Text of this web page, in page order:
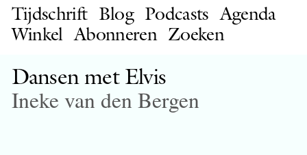
Tijdschrift Blog Podcasts Agenda
Winkel Abonneren Zoeken
Dansen met Elvis
Ineke van den Bergen